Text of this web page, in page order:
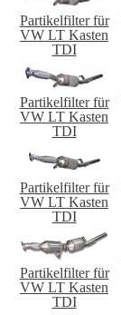
Partikelfilter für
VW LT Kasten
TDI
Partikelfilter für
VW LT Kasten
TDI
Partikelfilter für
VW LT Kasten
TDI
Partikelfilter für
VW LT Kasten
TDI